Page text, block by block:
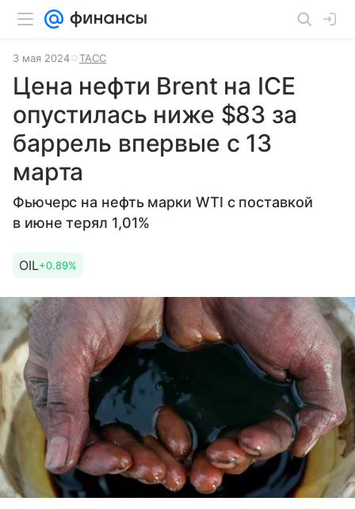
3 мая 2024 ТАСС
Цена нефти Brent на ICE
опустилась ниже $83 за
баррель впервые с 13
марта
Фьючерс на нефть марки WTI с поставкой
в июне терял 1,01%
OIL+0.89%